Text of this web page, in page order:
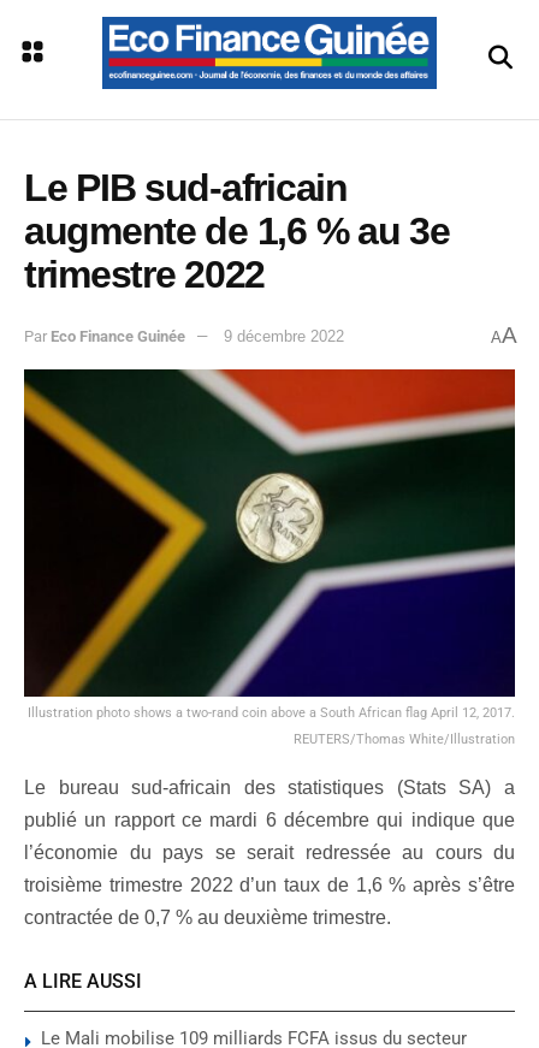
Le PIB sud-africain
augmente de 1,6 % au 3e
trimestre 2022
Par Eco Finance Guinée 9 décembre 2022 AA
Illustration photo shows a two-rand coin above a South African flag April 12, 2017.
REUTERS/Thomas White/Illustration
Le bureau sud-africain des statistiques (Stats SA) a
publié un rapport ce mardi 6 décembre qui indique que
l’économie du pays se serait redressée au cours du
troisième trimestre 2022 d’un taux de 1,6 % après s’être
contractée de 0,7 % au deuxième trimestre.
A LIRE AUSSI
Le Mali mobilise 109 milliards FCFA issus du secteur